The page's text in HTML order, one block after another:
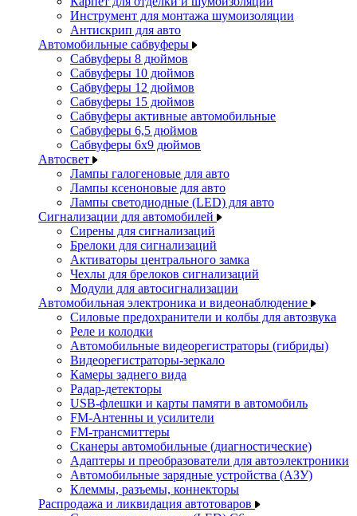
Инструмент для монтажа шумоизоляции
Антискрип для авто
Автомобильные сабвуферы
Сабвуферы 8 дюймов
Сабвуферы 10 дюймов
Сабвуферы 12 дюймов
Сабвуферы 15 дюймов
Сабвуферы активные автомобильные
Сабвуферы 6,5 дюймов
Сабвуферы 6x9 дюймов
Автосвет
Лампы галогеновые для авто
Лампы ксеноновые для авто
Лампы светодиодные (LED) для авто
Сигнализации для автомобилей
Сирены для сигнализаций
Брелоки для сигнализаций
Активаторы центрального замка
Чехлы для брелоков сигнализаций
Модули для автосигнализации
Автомобильная электроника и видеонаблюдение
Силовые предохранители и колбы для автозвука
Реле и колодки
Автомобильные видеорегистраторы (гибриды)
Видеорегистраторы-зеркало
Камеры заднего вида
Радар-детекторы
USB-флешки и карты памяти в автомобиль
FM-Антенны и усилители
FM-трансмиттеры
Сканеры автомобильные (диагностические)
Адаптеры и преобразователи для автоэлектроники
Автомобильные зарядные устройства (АЗУ)
Клеммы, разъемы, коннекторы
Распродажа и ликвидация автотоваров